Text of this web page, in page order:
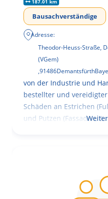
187.01 km
Bausachverständige
Adresse:
Theodor-Heuss-Straße,
(VGem)
,91486Demantsfürth
von der Industrie und
bestellter und
Schäden an Estrichen
und Putzen (Fassaden,